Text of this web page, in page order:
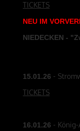
TICKETS
NEU IM
NIEDECKEN -
15.01.26 -
TICKETS
16.01.26 -